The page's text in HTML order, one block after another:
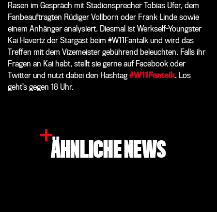
Rasen im Gespräch mit Stadionsprecher Tobias Ufer, dem
Fanbeauftragten Rüdiger Vollborn oder Frank Linde sowie
einem Anhänger analysiert. Diesmal ist Werkself-Youngster
Kai Havertz der Stargast beim #W11Fantalk und wird das
Treffen mit dem Vizemeister gebührend beleuchten. Falls ihr
Fragen an Kai habt, stellt sie gerne auf Facebook oder
Twitter und nutzt dabei den Hashtag#W11Fantalk. Los
geht’s gegen 18 Uhr.
ÄHNLICHE NEWS